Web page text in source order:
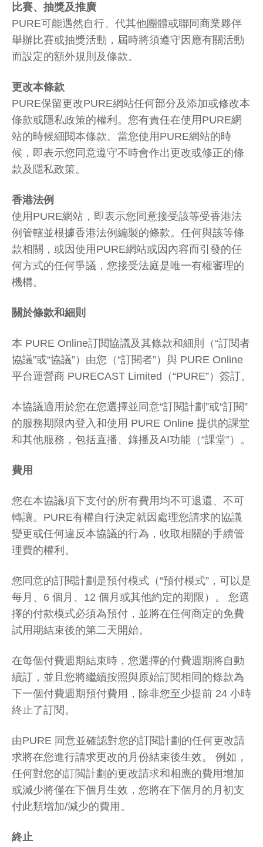
比賽、抽獎及推廣
PURE可能遇然自行、代其他團體或聯同商業夥伴
舉辦比賽或抽獎活動，屆時將須遵守因應有關活動
而設定的額外規則及條款。
更改本條款
PURE保留更改PURE網站任何部分及添加或修改本
條款或隱私政策的權利。您有責任在使用PURE網
站的時候細閱本條款。當您使用PURE網站的時
候，即表示您同意遵守不時會作出更改或修正的條
款及隱私政策。
香港法例
使用PURE網站，即表示您同意接受該等受香港法
例管轄並根據香港法例編製的條款。任何與該等條
款相關，或因使用PURE網站或因內容而引發的任
何方式的任何爭議，您接受法庭是唯一有權審理的
機構。
關於條款和細則
本 PURE Online訂閱協議及其條款和細則（“訂閱者
協議”或“協議”）由您（“訂閱者”）與 PURE Online
平台運營商 PURECAST Limited（“PURE”）簽訂。
本協議適用於您在您選擇並同意“訂閱計劃”或“訂閱”
的服務期限內登入和使用 PURE Online 提供的課堂
和其他服務，包括直播、錄播及AI功能（“課堂”）。
費用
您在本協議項下支付的所有費用均不可退還、不可
轉讓。PURE有權自行決定就因處理您請求的協議
變更或任何違反本協議的行為，收取相關的手續管
理費的權利。
您同意的訂閱計劃是預付模式（“預付模式”，可以是
每月、6 個月、12 個月或其他約定的期限）。 您選
擇的付款模式必須為預付，並將在任何商定的免費
試用期結束後的第二天開始。
在每個付費週期結束時，您選擇的付費週期將自動
續訂，並且您將繼續按照與原始訂閱相同的條款為
下一個付費週期預付費用，除非您至少提前 24 小時
終止了訂閱。
由PURE 同意並確認對您的訂閱計劃的任何更改請
求將在您進行請求更改的月份結束後生效。 例如，
任何對您的訂閲計劃的更改請求和相應的費用增加
或減少將僅在下個月生效，您將在下個月的月初支
付此類增加/減少的費用。
終止